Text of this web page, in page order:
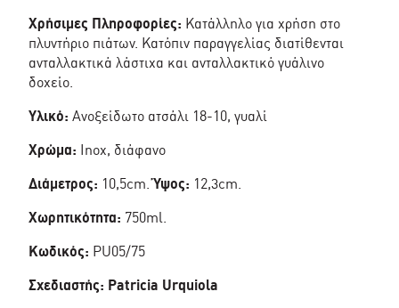
Χρήσιμες Πληροφορίες: Κατάλληλο για χρήση στο
πλυντήριο πιάτων. Κατόπιν παραγγελίας διατίθενται
ανταλλακτικά λάστιχα και ανταλλακτικό γυάλινο
δοχείο.
Υλικό: Ανοξείδωτο ατσάλι 18-10, γυαλί
Χρώμα: Inox, διάφανο
Διάμετρος: 10,5cm.Ύψος: 12,3cm.
Χωρητικότητα: 750ml.
Κωδικός: PU05/75
Σχεδιαστής: Patricia Urquiola